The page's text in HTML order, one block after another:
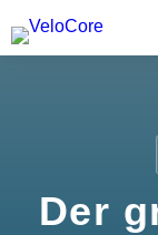
Der